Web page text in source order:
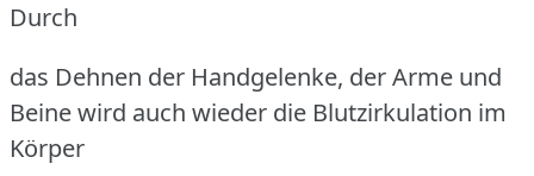
Durch
das Dehnen der Handgelenke, der Arme und
Beine wird auch wieder die Blutzirkulation im
Körper